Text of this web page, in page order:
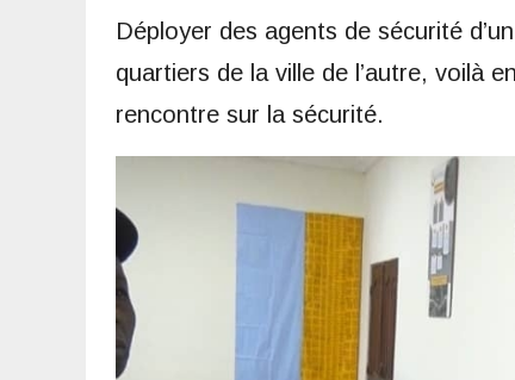
Déployer des agents de sécurité
quartiers de la ville de l’autre, voilà
rencontre sur la sécurité.